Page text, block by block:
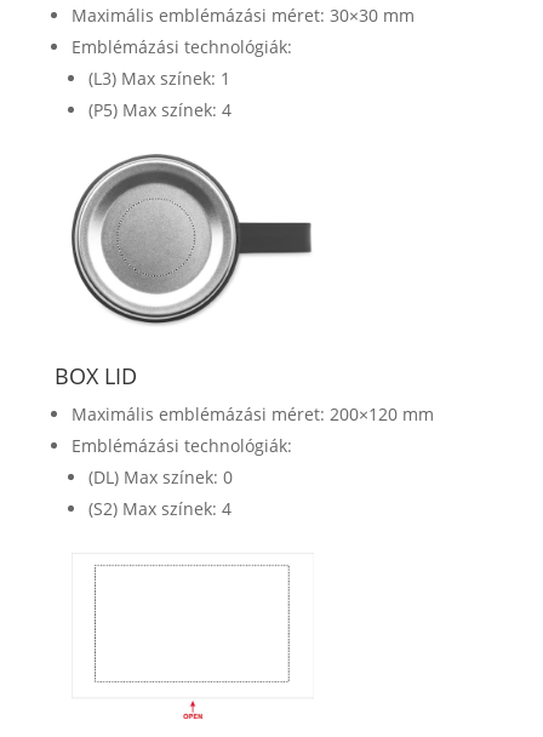
Maximális emblémázási méret: 30×30 mm
Emblémázási technológiák:
(L3) Max színek: 1
(P5) Max színek: 4
BOX LID
Maximális emblémázási méret: 200×120 mm
Emblémázási technológiák:
(DL) Max színek: 0
(S2) Max színek: 4